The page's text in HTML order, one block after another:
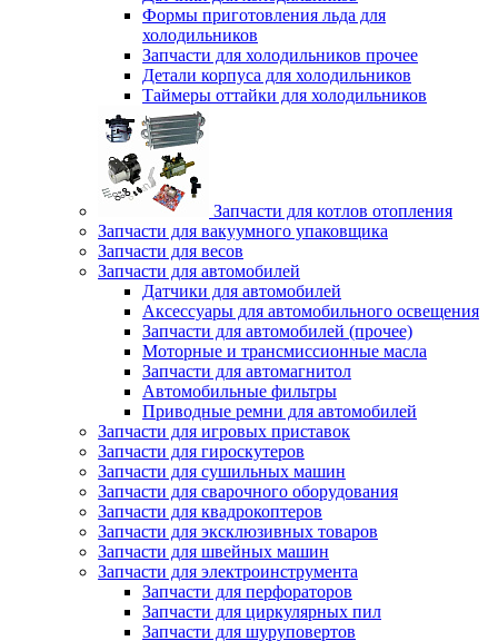
Формы приготовления льда для
холодильников
Запчасти для холодильников прочее
Детали корпуса для холодильников
Таймеры оттайки для холодильников
Запчасти для котлов отопления
Запчасти для вакуумного упаковщика
Запчасти для весов
Запчасти для автомобилей
Датчики для автомобилей
Аксессуары для автомобильного освещения
Запчасти для автомобилей (прочее)
Моторные и трансмиссионные масла
Запчасти для автомагнитол
Автомобильные фильтры
Приводные ремни для автомобилей
Запчасти для игровых приставок
Запчасти для гироскутеров
Запчасти для сушильных машин
Запчасти для сварочного оборудования
Запчасти для квадрокоптеров
Запчасти для эксклюзивных товаров
Запчасти для швейных машин
Запчасти для электроинструмента
Запчасти для перфораторов
Запчасти для циркулярных пил
Запчасти для шуруповертов